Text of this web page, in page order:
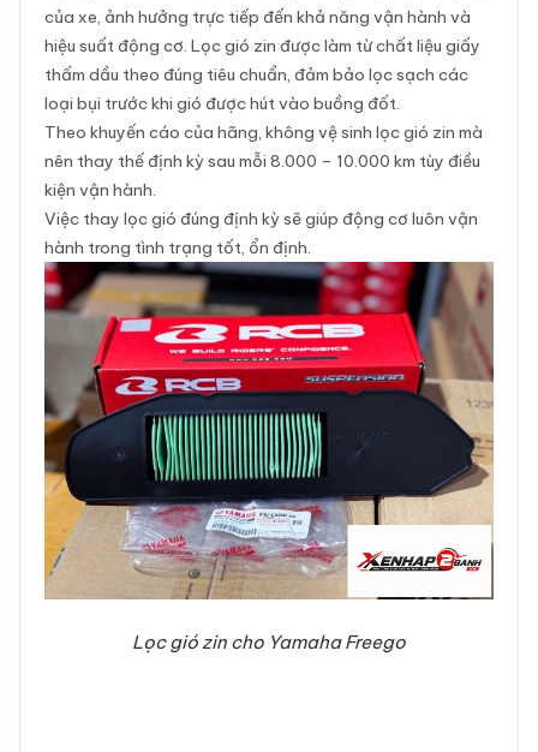
của xe, ảnh hưởng trực tiếp đến khả năng vận hành và
hiệu suất động cơ. Lọc gió zin được làm từ chất liệu giấy
thấm dầu theo đúng tiêu chuẩn, đảm bảo lọc sạch các
loại bụi trước khi gió được hút vào buồng đốt.
Theo khuyến cáo của hãng, không vệ sinh lọc gió zin mà
nên thay thế định kỳ sau mỗi 8.000 – 10.000 km tùy điều
kiện vận hành.
Việc thay lọc gió đúng định kỳ sẽ giúp động cơ luôn vận
hành trong tình trạng tốt, ổn định.
Lọc gió zin cho Yamaha Freego